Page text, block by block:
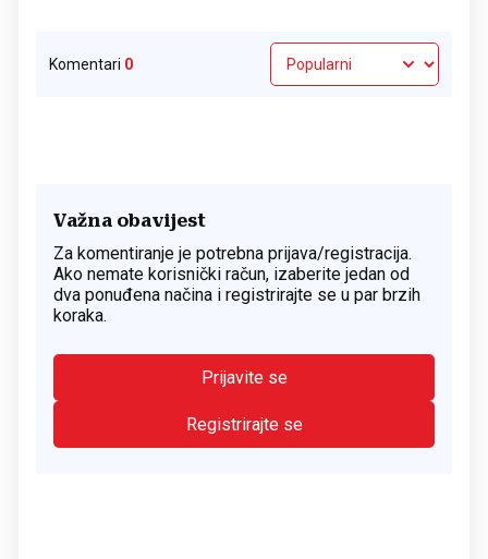
Komentari 0
Važna obavijest
Za komentiranje je potrebna prijava/registracija.
Ako nemate korisnički račun, izaberite jedan od
dva ponuđena načina i registrirajte se u par brzih
koraka.
Prijavite se
Registrirajte se